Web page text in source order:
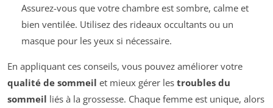
Assurez-vous que votre chambre est sombre, calme et
bien ventilée. Utilisez des rideaux occultants ou un
masque pour les yeux si nécessaire.
En appliquant ces conseils, vous pouvez améliorer votre
qualité de sommeil et mieux gérer les troubles du
sommeil liés à la grossesse. Chaque femme est unique, alors